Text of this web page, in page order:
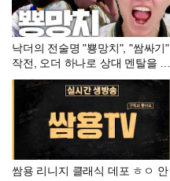
낙더의 전술명 "뿅망치", "쌈싸기"
작전, 오더 하나로 상대 멘탈을 부
숴버린 에피나 [GEN vs FS]
쌈용 리니지 클래식 데포 ㅎㅇ 안